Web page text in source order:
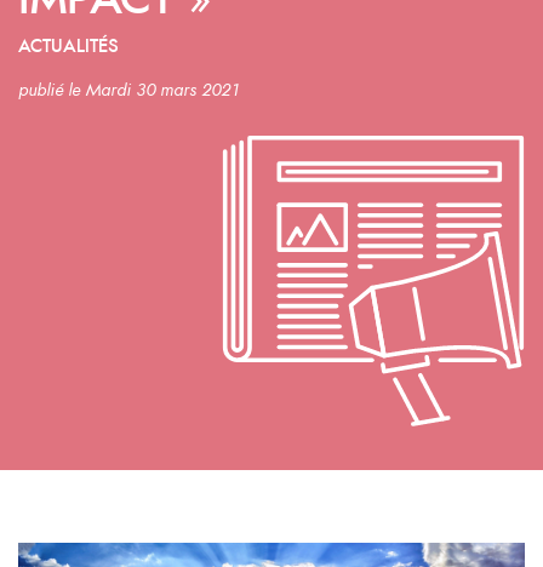
ACTUALITÉS
publié le Mardi 30 mars 2021